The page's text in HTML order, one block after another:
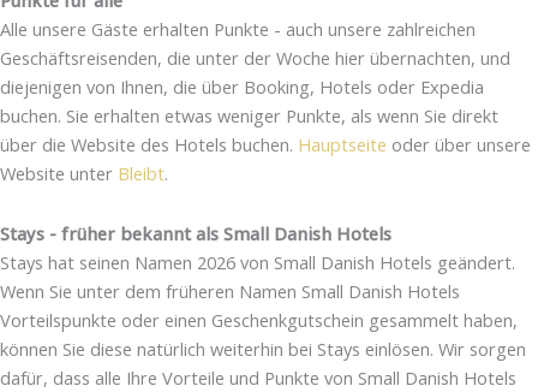
Alle unsere Gäste erhalten Punkte - auch unsere zahlreichen
Geschäftsreisenden, die unter der Woche hier übernachten, und
diejenigen von Ihnen, die über Booking, Hotels oder Expedia
buchen. Sie erhalten etwas weniger Punkte, als wenn Sie direkt
über die Website des Hotels buchen. Hauptseite oder über unsere
Website unter Bleibt.
Stays - früher bekannt als Small Danish Hotels
Stays hat seinen Namen 2026 von Small Danish Hotels geändert.
Wenn Sie unter dem früheren Namen Small Danish Hotels
Vorteilspunkte oder einen Geschenkgutschein gesammelt haben,
können Sie diese natürlich weiterhin bei Stays einlösen. Wir sorgen
dafür, dass alle Ihre Vorteile und Punkte von Small Danish Hotels